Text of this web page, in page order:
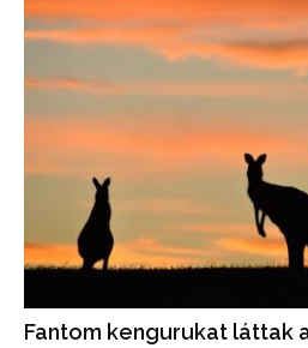
Fantom kengurukat láttak